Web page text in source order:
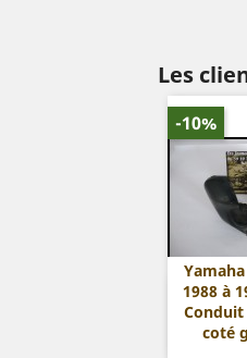
Les
1988 à
coté
-10%
